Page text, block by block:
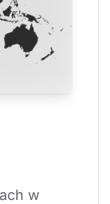
w